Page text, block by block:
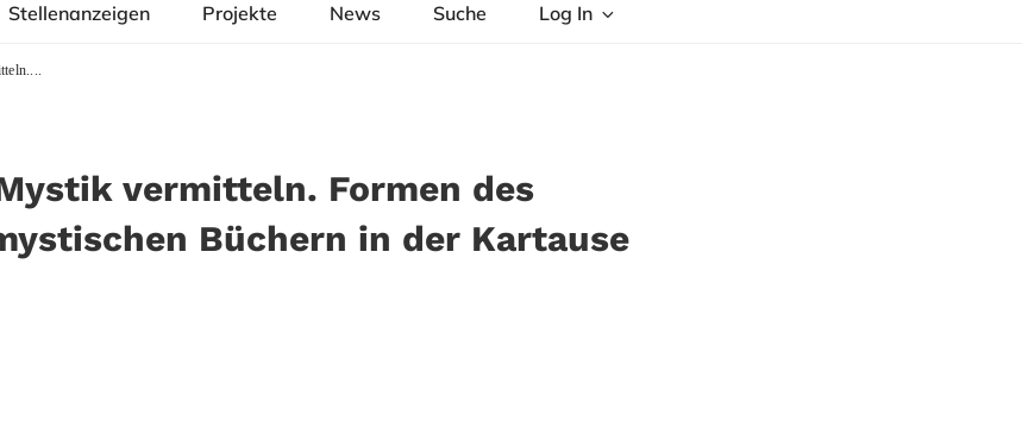
Stellenanzeigen Projekte News Suche Log In
vermitteln. Formen des
Büchern in der Kartause